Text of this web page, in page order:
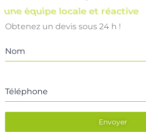
une équipe locale et réactive
Obtenez un devis sous 24 h !
Nom
Téléphone
Envoyer